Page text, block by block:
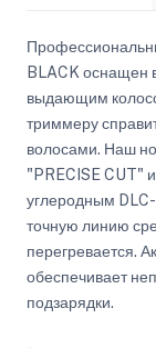
BLACK оснащен
выдающим
триммеру
волосами. Наш
"PRECISE CUT"
углеродным
точную линию
перегревается.
обеспечивает
подзарядки.